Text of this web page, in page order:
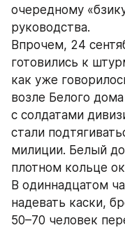
очередному
руководства.
Впрочем, 24
готовились к
как уже
возле Белого
с солдатами
стали
милиции. Белый
плотном кольце
В одиннадцатом
надевать каски,
50–70 человек